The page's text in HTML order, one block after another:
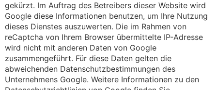
gekürzt. Im Auftrag des Betreibers dieser Website wird
Google diese Informationen benutzen, um Ihre Nutzung
dieses Dienstes auszuwerten. Die im Rahmen von
reCaptcha von Ihrem Browser übermittelte IP-Adresse
wird nicht mit anderen Daten von Google
zusammengeführt. Für diese Daten gelten die
abweichenden Datenschutzbestimmungen des
Unternehmens Google. Weitere Informationen zu den